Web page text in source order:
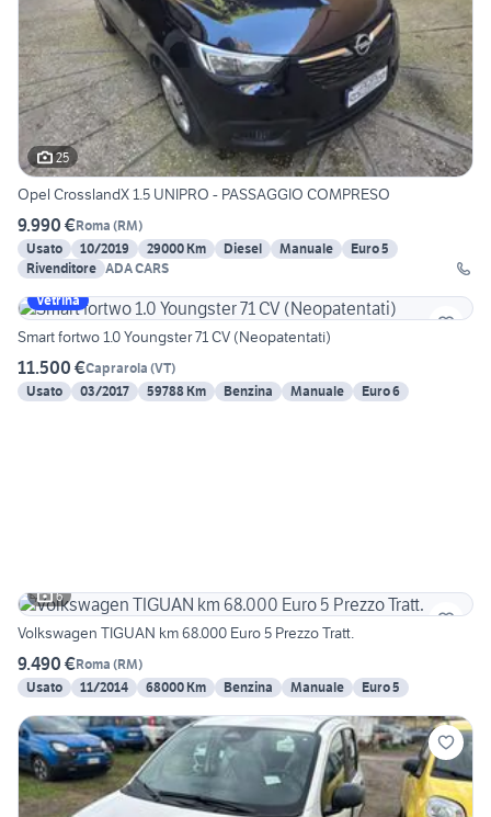
25
Opel CrosslandX 1.5 UNIPRO - PASSAGGIO COMPRESO
9.990 €Roma (RM)
Usato
10/2019 29000 Km Diesel Manuale
Euro 5
Rivenditore ADA CARS
Vetrina
Smart fortwo 1.0 Youngster 71 CV (Neopatentati)
11.500 €Caprarola (VT)
Usato
03/2017 59788 Km Benzina Manuale Euro 6
6
Volkswagen TIGUAN km 68.000 Euro 5 Prezzo Tratt.
9.490 €Roma (RM)
Usato
11/2014 68000 Km Benzina Manuale Euro 5